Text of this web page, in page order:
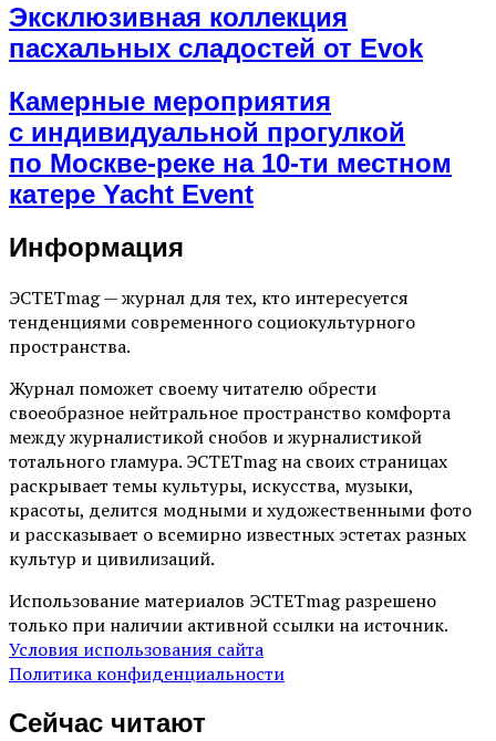
Эксклюзивная коллекция
пасхальных сладостей от Evok
Камерные мероприятия
с индивидуальной прогулкой
по Москве-реке на 10-ти местном
катере Yacht Event
Информация
ЭСТЕТmag — журнал для тех, кто интересуется
тенденциями современного социокультурного
пространства.
Журнал поможет своему читателю обрести
своеобразное нейтральное пространство комфорта
между журналистикой снобов и журналистикой
тотального гламура. ЭСТЕТmag на своих страницах
раскрывает темы культуры, искусства, музыки,
красоты, делится модными и художественными фото
и рассказывает о всемирно известных эстетах разных
культур и цивилизаций.
Использование материалов ЭСТЕТmag разрешено
только при наличии активной ссылки на источник.
Условия использования сайта
Политика конфиденциальности
Сейчас читают